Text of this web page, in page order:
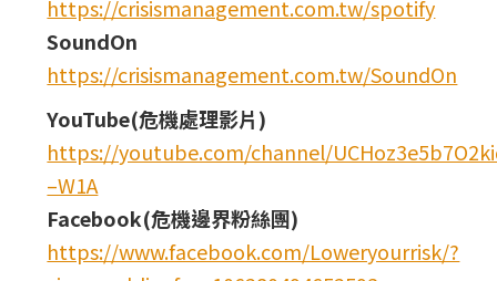
https://crisismanagement.com.tw/spotify
SoundOn
https://crisismanagement.com.tw/SoundOn
YouTube(危機處理影片)
https://youtube.com/channel/
–W1A
Facebook(危機邊界粉絲團)
https://www.facebook.com/Loweryourrisk/?